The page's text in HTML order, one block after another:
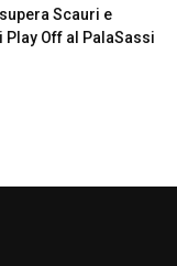
Scauri e
Play Off al PalaSassi